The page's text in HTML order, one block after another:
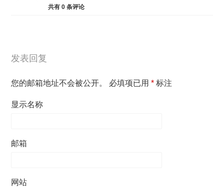
共有0 条评论
发表回复
您的邮箱地址不会被公开。 必填项已用* 标注
显示名称
邮箱
网站